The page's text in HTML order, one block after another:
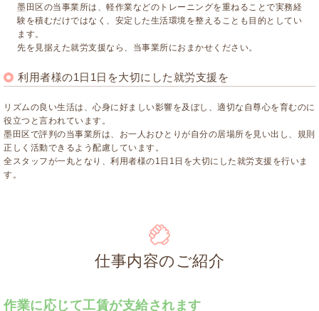
墨田区の当事業所は、軽作業などのトレーニングを重ねることで実務経
験を積むだけではなく、安定した生活環境を整えることも目的としてい
ます。
先を見据えた就労支援なら、当事業所におまかせください。
利用者様の1日1日を大切にした就労支援を
リズムの良い生活は、心身に好ましい影響を及ぼし、適切な自尊心を育むのに
役立つと言われています。
墨田区で評判の当事業所は、お一人おひとりが自分の居場所を見い出し、規則
正しく活動できるよう配慮しています。
全スタッフが一丸となり、利用者様の1日1日を大切にした就労支援を行いま
す。
仕事内容のご紹介
作業に応じて工賃が支給されます